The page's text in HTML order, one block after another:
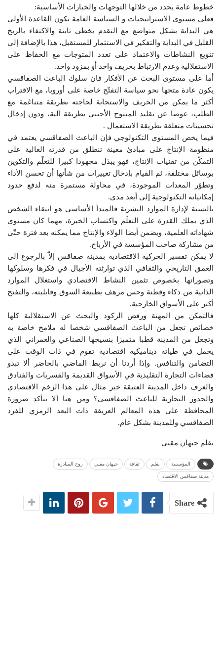
خطوط عامة يحدد من خلالها التوجهات والخيارات الأساسية:
فعلى مستوى الاستراتيجيات و السياسة العامة تكون القاعدة الأولى
هي البداية بشكل متواضع مع التقدم بخطى ثابتة والاكتفاء بالربح
القليل في البداية والتفكير في الاستثمار للمستقبل، هذا بالإضافة إلى
تنويع النشاطات والاعتماد على تعدد المتوجات مع الحفاظ على
الاستقلالية وعدم الارتباط بحريف واحد أو بمزود واحد.
أما على مستوى البحث عن الأفكار فان سلوك الباعث الصفاقسي
يكون عادة متجها نحو سياسة التفتّح خاصة على أوروبا، مع الاقتراب
أكثر ما يمكن من الحريف والاستجابة لحاجته بطريقة متناغمة مع
الطلب، عوضا عن تقليد المنتوج الأجنبي بطريقة آلية، ودون إدخال
تحسينات متعلقة بطريقة الاستعمال .
فيما يخص المستوى التكنولوجي فإن الباعث الصفاقسي يعتمد في
منظومة الإنتاج على مبادئ معينة تنطلق من قدرته العالية على
التمكّن من تقنيات الإنتاج، فهو يبذل مجهودا كبيرا للتعلّم والتكوين
بوسائل مختلفة، ثم القيام بإدخال تغييرات من شأنها أن تحسن الأداء
وتطوّر المعدات الموجودة، في محاولة مستمرة منه لدفع حدود
إمكانياته التكنولوجية إلى أبعد مدى.
بالنسبة لإدارة الموارد البشرية فالمبدأ الأساسي هو انتقاء الشخص
الذي يملك القدرة على التعلّم واكتساب الخبرة، مهما كان مستوى
شهاداته العلمية، ويضمن أيضا الولاء والإنتاج مما يمكنه بعد فترة حتّى
من مشاركة صاحب المؤسسة في الأرباح.
لا يمكن تفسير الحركية الاقتصادية بمدينة صفاقس إلاّ بالرجوع إلى
العمق التاريخي والثقافي الذي توارثته الأجيال في فكرها وسلوكها
وتصوراتها بخصوص تثمين النشاط الاقتصادي واستغلال الموارد
الذاتية من ذكاء وفطنة وحس مرهف بطبيعة السوق وقابليته، والتفتح
أكثر على الأسواق الخارجية.
فالتمكن من المهنة ورفض الركود والبحث عن الاستقلالية كلها
خصائص تجعل من الباعث الصفاقسي شخصا له ملامح خاصة به
وتجعل من المدينة قطبا متميزا بنسيجها الصناعي والعمراني الذي
يحمل في طياته ديناميكية اقتصادية تقوم في ذات الوقت على
التضامن والتنافس. وإذا أردنا أن نربط الماضي بالحاضر ألا تبدو
فضاءات التجارة التقليدية في الأسواق القديمة والقسريات والفنادق
والغرف داخل المدينة العتيقة خير مثال على هذا الزخم الاقتصادي
والجذور التجارية للباعث الصفاقسي؟ ومن هنا ألا تتأكد ضرورة
المحافظة على هذه المعالم العريقة ذات البعد الرمزي للفرد
الصفاقسي وللمدينة بشكل عام.
بقلم جيهان مقني
المؤسسة بقلم ثقافة جيهان مقني روح المبادرة
مدينة صفاقس الاقتصاد
Share